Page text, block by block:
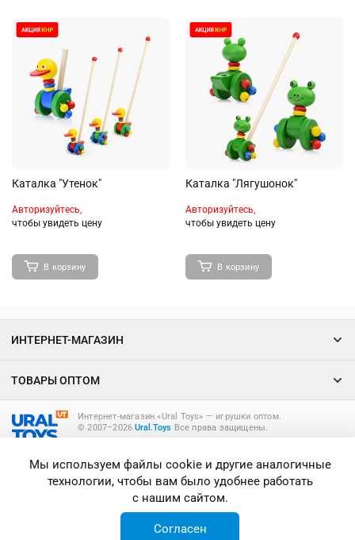
Каталка "Утенок"
Авторизуйтесь,
чтобы увидеть цену
В корзину
Каталка "Лягушонок"
Авторизуйтесь,
чтобы увидеть цену
В корзину
Интернет-магазин «Ural Toys» ― игрушки оптом.
© 2007–2026Ural.Toys Все права защищены.
ИНТЕРНЕТ-МАГАЗИН
ТОВАРЫ ОПТОМ
Мы используем файлы cookie и другие аналогичные
технологии, чтобы вам было удобнее работать
с нашим сайтом.
Согласен